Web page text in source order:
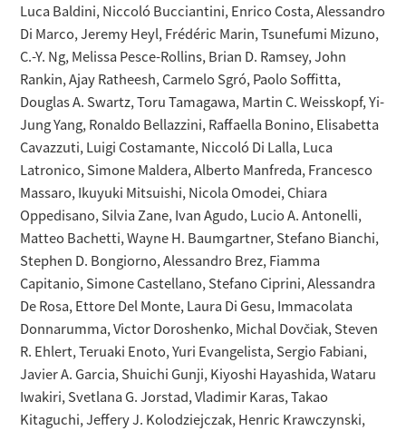
Luca Baldini, Niccoló Bucciantini, Enrico Costa, Alessandro
Di Marco, Jeremy Heyl, Frédéric Marin, Tsunefumi Mizuno,
C.-Y. Ng, Melissa Pesce-Rollins, Brian D. Ramsey, John
Rankin, Ajay Ratheesh, Carmelo Sgró, Paolo Soffitta,
Douglas A. Swartz, Toru Tamagawa, Martin C. Weisskopf, Yi-
Jung Yang, Ronaldo Bellazzini, Raffaella Bonino, Elisabetta
Cavazzuti, Luigi Costamante, Niccoló Di Lalla, Luca
Latronico, Simone Maldera, Alberto Manfreda, Francesco
Massaro, Ikuyuki Mitsuishi, Nicola Omodei, Chiara
Oppedisano, Silvia Zane, Ivan Agudo, Lucio A. Antonelli,
Matteo Bachetti, Wayne H. Baumgartner, Stefano Bianchi,
Stephen D. Bongiorno, Alessandro Brez, Fiamma
Capitanio, Simone Castellano, Stefano Ciprini, Alessandra
De Rosa, Ettore Del Monte, Laura Di Gesu, Immacolata
Donnarumma, Victor Doroshenko, Michal Dovčiak, Steven
R. Ehlert, Teruaki Enoto, Yuri Evangelista, Sergio Fabiani,
Javier A. Garcia, Shuichi Gunji, Kiyoshi Hayashida, Wataru
Iwakiri, Svetlana G. Jorstad, Vladimir Karas, Takao
Kitaguchi, Jeffery J. Kolodziejczak, Henric Krawczynski,